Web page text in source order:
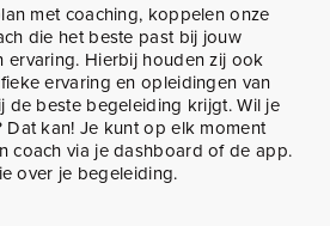
met coaching, koppelen onze
die het beste past bij jouw
ervaring. Hierbij houden zij ook
ervaring en opleidingen van
de beste begeleiding krijgt. Wil je
Dat kan! Je kunt op elk moment
coach via je dashboard of de app.
over je begeleiding.